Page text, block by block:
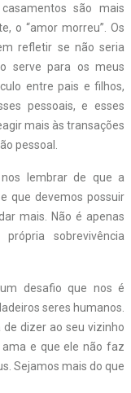
são mais
o “amor morreu”. Os
refletir se não seria
serve para os meus
entre pais e filhos,
pessoais, e esses
mais às transações
pessoal.
lembrar de que a
que devemos possuir
mais. Não é apenas
sobrevivência
desafio que nos é
seres humanos.
dizer ao seu vizinho
e que ele não faz
Sejamos mais do que